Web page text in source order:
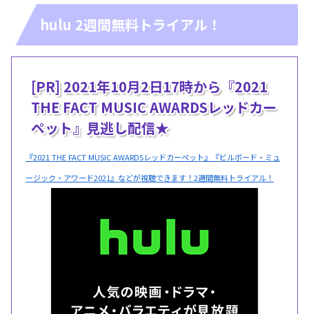
hulu 2週間無料トライアル！
[PR] 2021年10月2日17時から『2021
THE FACT MUSIC AWARDSレッドカー
ペット』見逃し配信★
『2021 THE FACT MUSIC AWARDSレッドカーペット』『ビルボード・ミュ
ージック・アワード2021』などが視聴できます！2週間無料トライアル！